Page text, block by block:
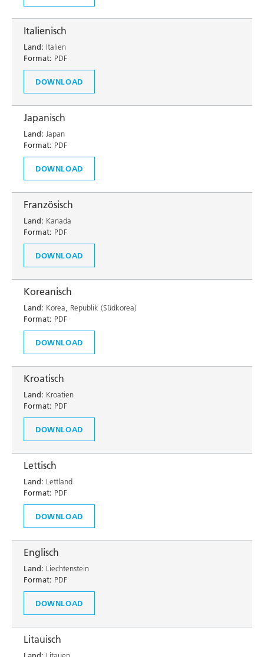
Italienisch
Land: Italien
Format: PDF
DOWNLOAD
Japanisch
Land: Japan
Format: PDF
DOWNLOAD
Französisch
Land: Kanada
Format: PDF
DOWNLOAD
Koreanisch
Land: Korea, Republik (Südkorea)
Format: PDF
DOWNLOAD
Kroatisch
Land: Kroatien
Format: PDF
DOWNLOAD
Lettisch
Land: Lettland
Format: PDF
DOWNLOAD
Englisch
Land: Liechtenstein
Format: PDF
DOWNLOAD
Litauisch